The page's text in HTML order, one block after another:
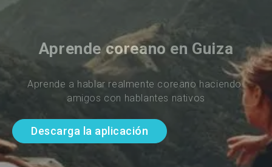
Aprende coreano en Guiza
Aprende a hablar realmente coreano haciendo
amigos con hablantes nativos
Descarga la aplicación